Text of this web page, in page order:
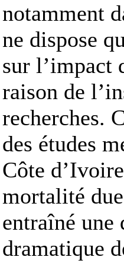
notamment
ne dispose
sur l’impact
raison de
recherches.
des études
Côte
mortalité
entraîné
dramatique